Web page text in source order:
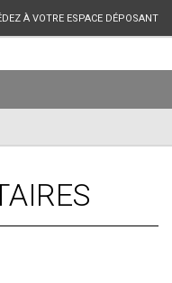
À VOTRE ESPACE DÉPOSANT